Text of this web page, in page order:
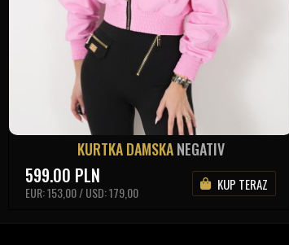
KURTKA DAMSKANEGATIV
599.00 PLN
EUR: 153,00 / USD: 179,00 KUP TERAZ